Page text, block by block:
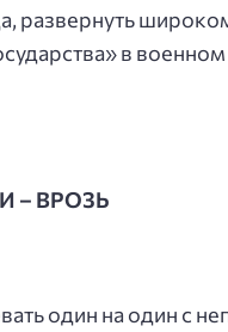
развернуть
в
– ВРОЗЬ
один на один с